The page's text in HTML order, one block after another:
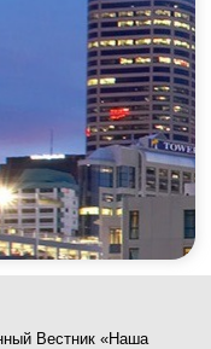
Вестник «Наша